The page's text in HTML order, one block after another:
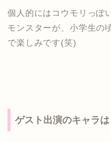
個人的にはコウモリっぽ
モンスターが、小学生の
で楽しみです(笑)
ゲスト出演のキャラは